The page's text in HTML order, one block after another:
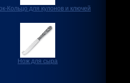
Кольцо для кулонов и ключей
Нож для сыра